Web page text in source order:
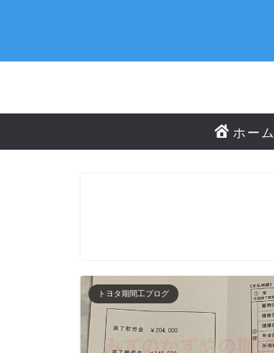
ホーム
トヨタ期間工ブログ